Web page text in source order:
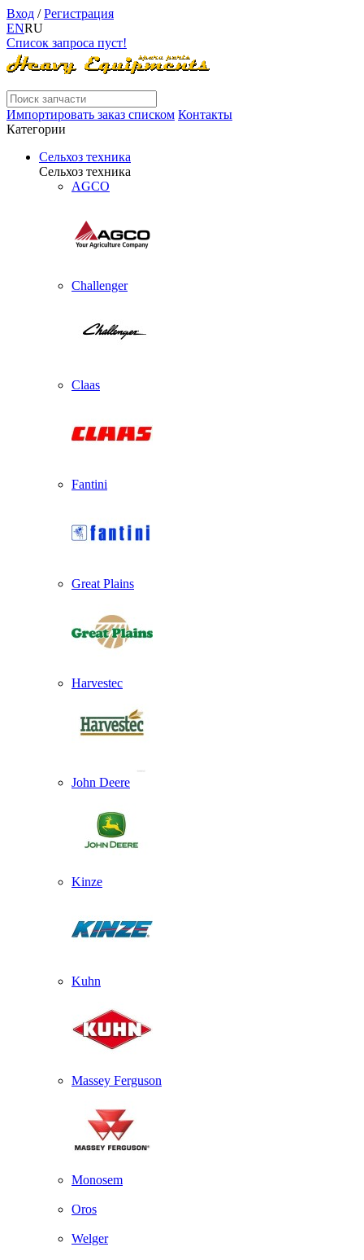
Вход /Регистрация
ENRU
Список запроса пуст!
Импортировать заказ списком Контакты
Категории
Сельхоз техника
Сельхоз техника
AGCO
Challenger
Claas
Fantini
Great Plains
Harvestec
John Deere
Kinze
Kuhn
Massey Ferguson
Monosem
Oros
Welger